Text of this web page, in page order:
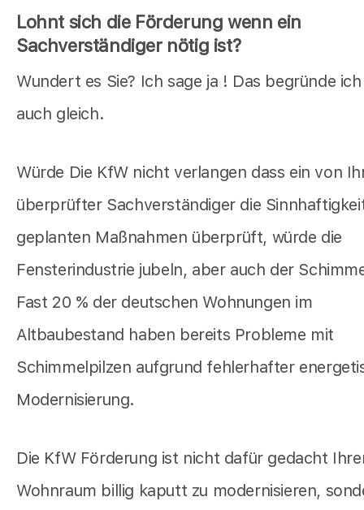
Lohnt sich die Förderung wenn ein
Sachverständiger nötig ist?
Wundert es Sie? Ich sage ja ! Das begründe
auch gleich.
Würde Die KfW nicht verlangen dass ein von
überprüfter Sachverständiger die
geplanten Maßnahmen überprüft, würde die
Fensterindustrie jubeln, aber auch der
Fast 20 % der deutschen Wohnungen im
Altbaubestand haben bereits Probleme mit
Schimmelpilzen aufgrund fehlerhafter
Modernisierung.
Die KfW Förderung ist nicht dafür gedacht
Wohnraum billig kaputt zu modernisieren,